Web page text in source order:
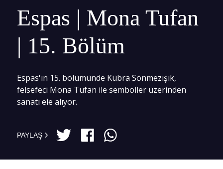
Espas | Mona Tufan
| 15. Bölüm
Espas'ın 15. bölümünde Kübra Sönmezışık,
felsefeci Mona Tufan ile semboller üzerinden
sanatı ele alıyor.
PAYLAŞ